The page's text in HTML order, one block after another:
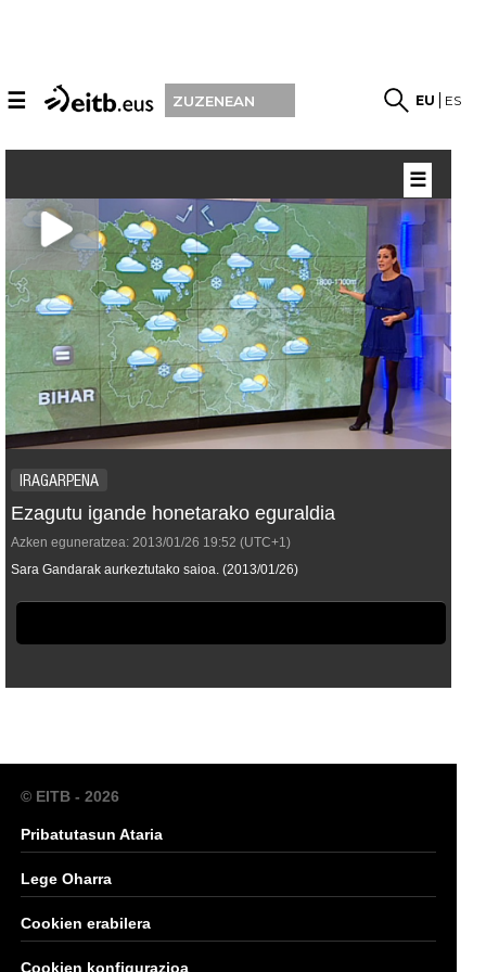
☰ ZUZENEAN EU ES
IRAGARPENA
Ezagutu igande honetarako eguraldia
Azken eguneratzea: 2013/01/26 19:52 (UTC+1)
Sara Gandarak aurkeztutako saioa. (2013/01/26)
☰
© EITB - 2026
Pribatutasun Ataria
Lege Oharra
Cookien erabilera
Cookien konfigurazioa